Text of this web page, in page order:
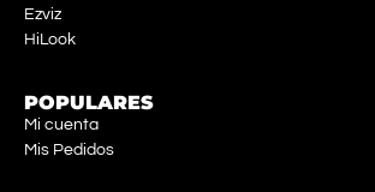
Ezviz
HiLook
POPULARES
Mi cuenta
Mis Pedidos